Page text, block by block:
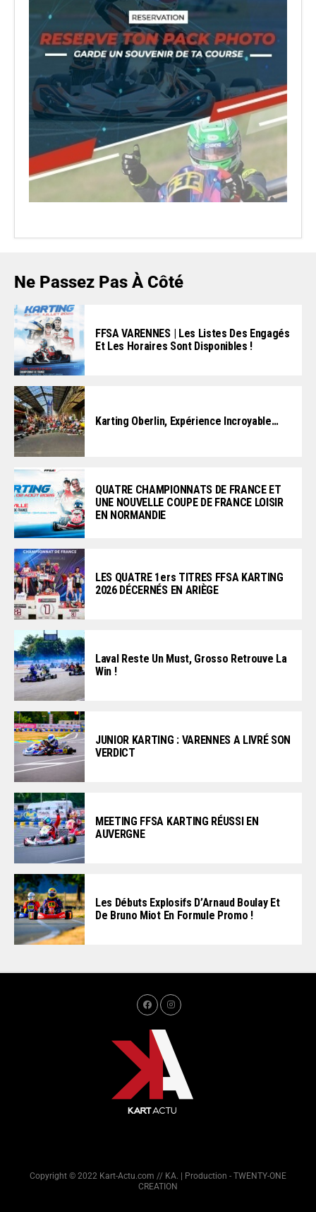
Ne Passez Pas À Côté
FFSA VARENNES | Les Listes Des Engagés
Et Les Horaires Sont Disponibles !
Karting Oberlin, Expérience Incroyable…
QUATRE CHAMPIONNATS DE FRANCE ET
UNE NOUVELLE COUPE DE FRANCE LOISIR
EN NORMANDIE
LES QUATRE 1ers TITRES FFSA KARTING
2026 DÉCERNÉS EN ARIÈGE
Laval Reste Un Must, Grosso Retrouve La
Win !
JUNIOR KARTING : VARENNES A LIVRÉ SON
VERDICT
MEETING FFSA KARTING RÉUSSI EN
AUVERGNE
Les Débuts Explosifs D’Arnaud Boulay Et
De Bruno Miot En Formule Promo !
Copyright © 2022 Kart-Actu.com // KA. | Production - TWENTY-ONE
CREATION